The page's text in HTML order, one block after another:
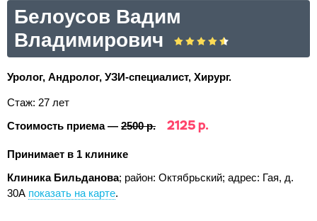
Белоусов Вадим
Владимирович
Уролог, Андролог, УЗИ-специалист, Хирург.
Стаж: 27 лет
Стоимость приема — 2500 р. 2125 р.
Принимает в 1 клинике
Клиника Бильданова; район: Октябрьский; адрес: Гая, д.
30А показать на карте.